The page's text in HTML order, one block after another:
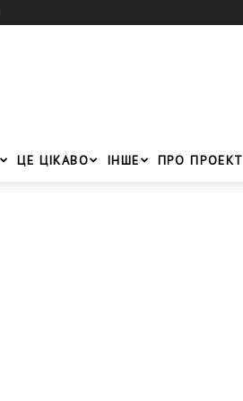
ЦЕ ЦІКАВО ІНШЕ ПРО ПРОЕКТ